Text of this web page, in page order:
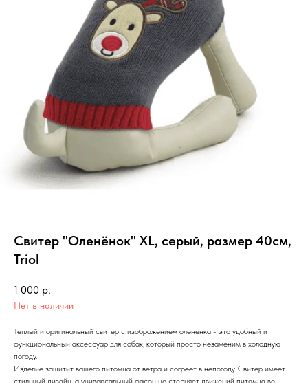
Свитер "Оленёнок" XL, серый, размер 40см,
Triol
1 000 р.
Нет в наличии
Теплый и оригинальный свитер с изображением олененка - это удобный и
функциональный аксессуар для собак, который просто незаменим в холодную
погоду.
Изделие защитит вашего питомца от ветра и согреет в непогоду. Свитер имеет
стильный дизайн, а универсальный фасон не стесняет движений питомца во